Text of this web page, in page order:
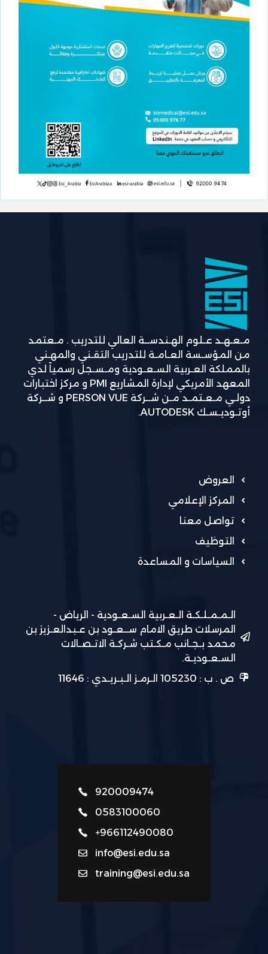
مـعـهـد عـلوم الهـندســة العالي للتدريب . مـعتمد
من المؤسـسة العـامـة للتدريب التقـني والمهـني
بالمملكة العـربية السـعـودية ومـسـجل رسمياً لدي
المعهد الأمريكي لإدارة المشاريع PMI و مركز اختبارات
دولـي مـعـتمـد مـن شــركة PERSON VUE و شــركة
أوتـوديـسـك AUTODESK.
العروض
المركز الإعلامي
تواصل معنا
التوظيف
السياسات و المساعدة
الـمـمـلـكـة الـعـربية السـعـودية - الرياض -
المرسلات طريق الامام ســعـود بن عـبدالعـزيز بن
محمد بـجـانب مـكـتب شـركـة الاتـصـالات
السـعـوديـة.
ص . ب : 105230 الـرمـز الـبـريـدي : 11646
920009474
0583100060
+966112490080
info@esi.edu.sa
training@esi.edu.sa